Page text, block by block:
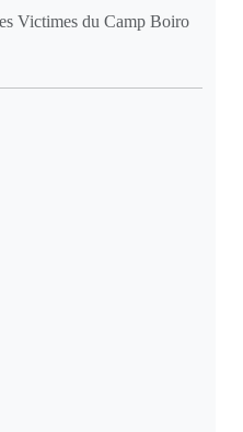
Victimes du Camp Boiro